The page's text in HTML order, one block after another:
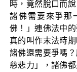
時，竟然脫口而
諸佛需要來爭那
佛！」連佛法中
真的叫作末法時
諸佛還需要爭嗎
慈悲力」，諸佛